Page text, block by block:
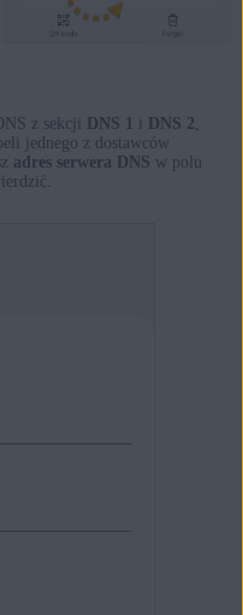
z sekcji DNS 1 i DNS 2,
jednego z dostawców
adres serwera DNS w polu